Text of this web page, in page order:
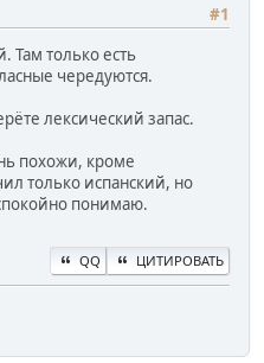
#1
Там только есть
чередуются.
лексический запас.
похожи, кроме
только испанский, но
понимаю.
QQ ЦИТИРОВАТЬ